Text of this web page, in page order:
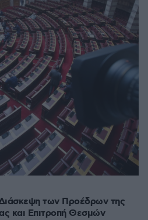
των Προέδρων της
και Επιτροπή Θεσμών